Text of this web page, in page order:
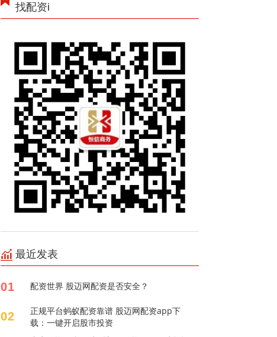
找配资i
最近发表
01 配资世界 股迈网配资是否安全？
02
正规平台蚂蚁配资靠谱 股迈网配资app下
载：一键开启股市投资